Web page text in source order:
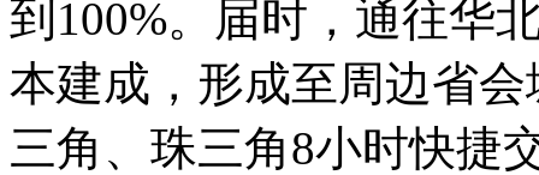
到100%。届时，通往华
本建成，形成至周边省
三角、珠三角8小时快捷